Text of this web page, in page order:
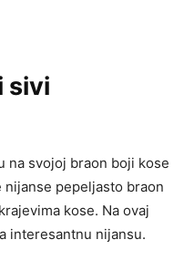
sivi
na svojoj braon boji kose
pepeljasto braon
kose. Na ovaj
interesantnu nijansu.